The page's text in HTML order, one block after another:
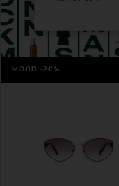
MOOD -20%